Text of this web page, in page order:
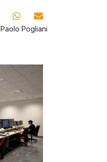
Paolo Pogliani